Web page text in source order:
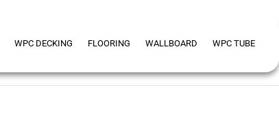
WPC DECKING FLOORING WALLBOARD WPC TUBE